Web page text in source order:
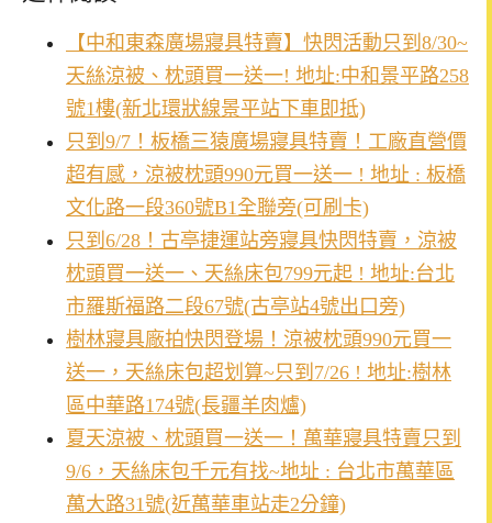
【中和東森廣場寢具特賣】快閃活動只到8/30~
天絲涼被、枕頭買一送一! 地址:中和景平路258
號1樓(新北環狀線景平站下車即抵)
只到9/7！板橋三猿廣場寢具特賣！工廠直營價
超有感，涼被枕頭990元買一送一 ! 地址 : 板橋
文化路一段360號B1全聯旁(可刷卡)
只到6/28！古亭捷運站旁寢具快閃特賣，涼被
枕頭買一送一、天絲床包799元起 ! 地址:台北
市羅斯福路二段67號(古亭站4號出口旁)
樹林寢具廠拍快閃登場！涼被枕頭990元買一
送一，天絲床包超划算~只到7/26 ! 地址:樹林
區中華路174號(長疆羊肉爐)
夏天涼被、枕頭買一送一！萬華寢具特賣只到
9/6，天絲床包千元有找~地址 : 台北市萬華區
萬大路31號(近萬華車站走2分鐘)